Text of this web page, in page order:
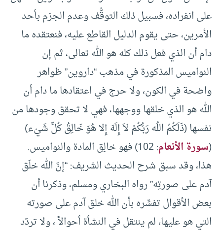
على انفراده، فسبيل ذلك التوقُّف وعدم الجزم بأحد
الأمرين، حتى يقوم الدليل القاطع عليه، فنعتقده ما
دام أن الذي فعل ذلك كله هو الله تعالى، ثم إن
النواميس المذكورة في مذهب “داروين” ظواهر
واضحة في الكون، ولا حرج في اعتقادها ما دام أن
الله هو الذي خلقها ووجهها، فهي لا تحقق وجودها من
نفسها (ذَلَكُمُ اللُه رَبُّكُمْ لاَ إِلَهَ إِلا هُوَ خَالِقُ كُلِّ شَيْء)
(سورة الأنعام: 102) فهو خالِق المادة والنواميس.
هذا، وقد سبق شرح الحديث الشريف: “إنَّ الله خلَق
آدم على صورتِه” رواه البخاري ومسلم، وذكرنا أن
بعض الأقوال تفسِّره بأن الله خلق آدم على صورته
التي هو عليها، لم ينتقل في النشأة أحوالاً ، ولا تردّد